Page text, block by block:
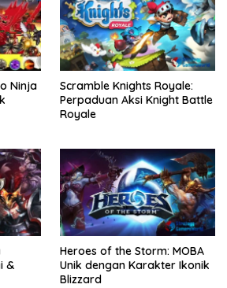
Ninja
Scramble Knights Royale:
Perpaduan Aksi Knight Battle
Royale
&
Heroes of the Storm: MOBA
Unik dengan Karakter Ikonik
Blizzard